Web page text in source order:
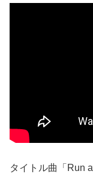
タイトル曲「Run